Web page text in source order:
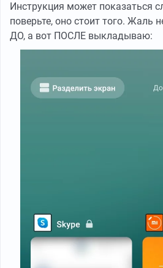
Инструкция может показаться
поверьте, оно стоит того. Жаль
ДО, а вот ПОСЛЕ выкладываю: